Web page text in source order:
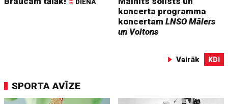
© DIENA
koncerta programma
koncertamLNSO Mālers
un Voltons
Vairāk KDI
SPORTA AVĪZE